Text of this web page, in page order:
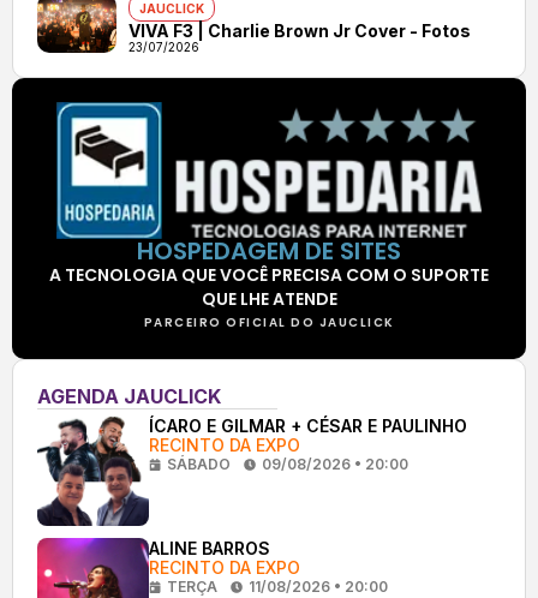
JAUCLICK
VIVA F3 | Charlie Brown Jr Cover - Fotos
23/07/2026
HOSPEDAGEM DE SITES
A TECNOLOGIA QUE VOCÊ PRECISA COM O SUPORTE
QUE LHE ATENDE
PARCEIRO OFICIAL DO JAUCLICK
AGENDA JAUCLICK
ÍCARO E GILMAR + CÉSAR E PAULINHO
RECINTO DA EXPO
SÁBADO 09/08/2026 • 20:00
ALINE BARROS
RECINTO DA EXPO
TERÇA 11/08/2026 • 20:00